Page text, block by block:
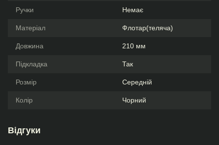
Ручки Немає
Матеріал Флотар(теляча)
Довжина 210 мм
Підкладка Так
Розмір Середній
Колір Чорний
Відгуки